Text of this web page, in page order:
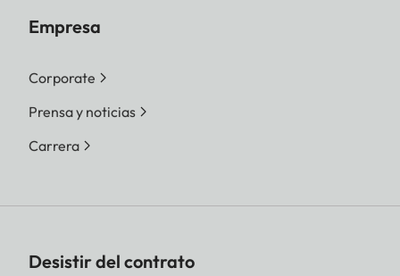
Empresa
Corporate
Prensa y noticias
Carrera
Desistir del contrato